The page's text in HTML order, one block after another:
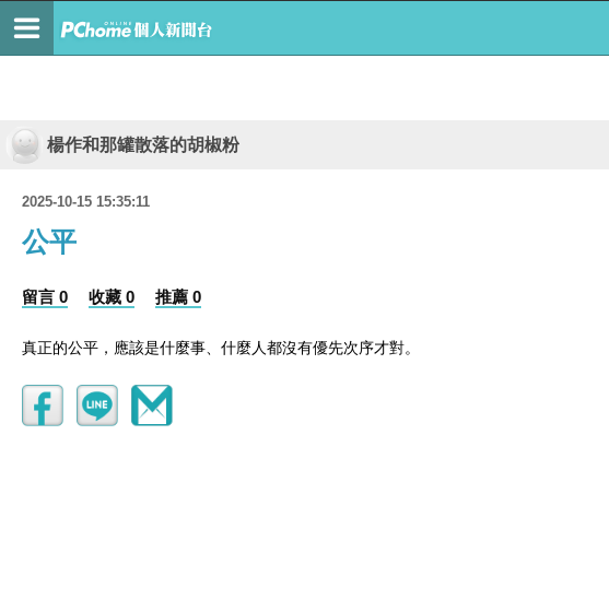
楊作和那罐散落的胡椒粉
2025-10-15 15:35:11
公平
留言 0 收藏 0 推薦 0
真正的公平，應該是什麼事、什麼人都沒有優先次序才對。